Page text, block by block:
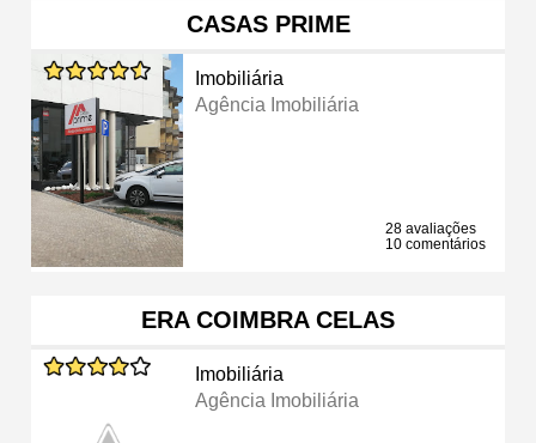
CASAS PRIME
Imobiliária
Agência Imobiliária
28 avaliações
10 comentários
ERA COIMBRA CELAS
Imobiliária
Agência Imobiliária